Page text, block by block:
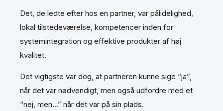
Det, de ledte efter hos en partner, var pålidelighed,
lokal tilstedeværelse, kompetencer inden for
systemintegration og effektive produkter af høj
kvalitet.
Det vigtigste var dog, at partneren kunne sige “ja”,
når det var nødvendigt, men også udfordre med et
“nej, men...” når det var på sin plads.